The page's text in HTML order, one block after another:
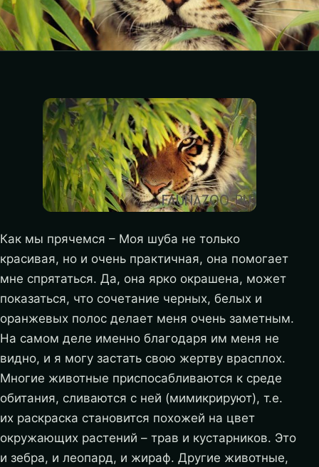
Как мы прячемся – Моя шуба не только
красивая, но и очень практичная, она помогает
мне спрятаться. Да, она ярко окрашена, может
показаться, что сочетание черных, белых и
оранжевых полос делает меня очень заметным.
На самом деле именно благодаря им меня не
видно, и я могу застать свою жертву врасплох.
Многие животные приспосабливаются к среде
обитания, сливаются с ней (мимикрируют), т.е.
их раскраска становится похожей на цвет
окружающих растений – трав и кустарников. Это
и зебра, и леопард, и жираф. Другие животные,